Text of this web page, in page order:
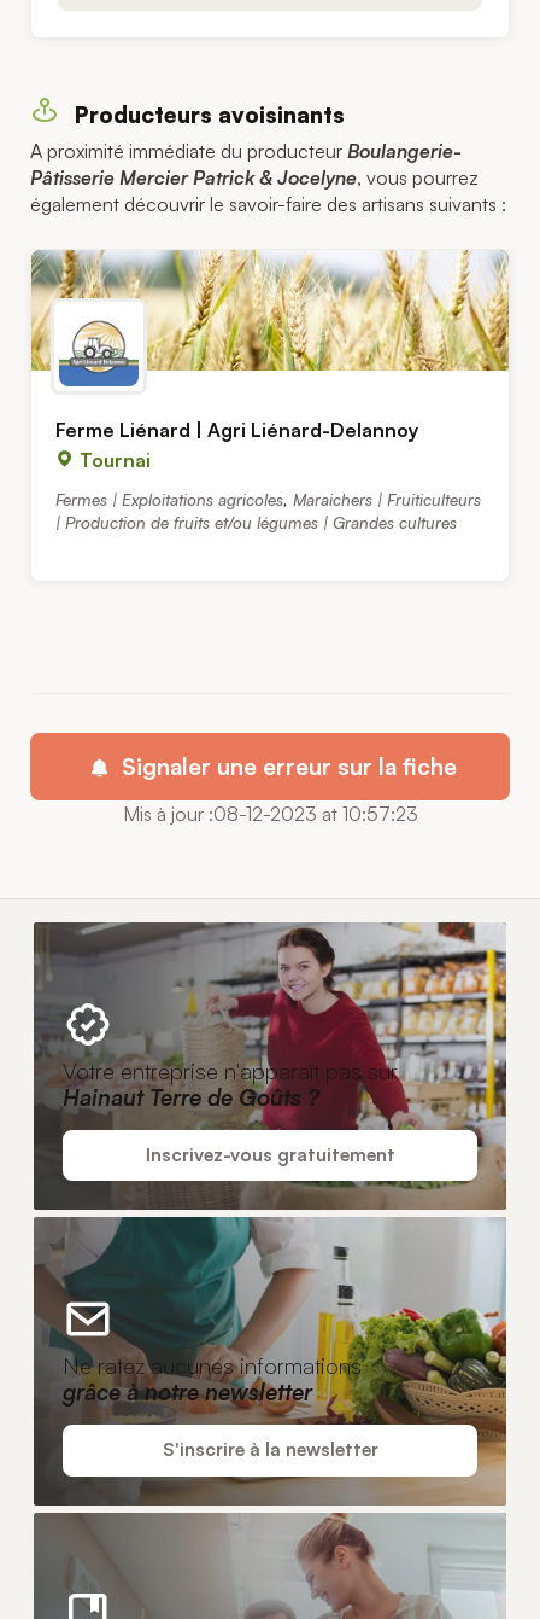
Producteurs avoisinants
A proximité immédiate du producteur Boulangerie-
Pâtisserie Mercier Patrick & Jocelyne, vous pourrez
également découvrir le savoir-faire des artisans suivants :
Ferme Liénard | Agri Liénard-Delannoy
Tournai
Fermes | Exploitations agricoles, Maraichers | Fruiticulteurs
| Production de fruits et/ou légumes | Grandes cultures
Signaler une erreur sur la fiche
Mis à jour :08-12-2023 at 10:57:23
Votre entreprise n'apparaît pas sur
Hainaut Terre de Goûts ?
Inscrivez-vous gratuitement
Ne ratez aucunes informations
grâce à notre newsletter
S'inscrire à la newsletter